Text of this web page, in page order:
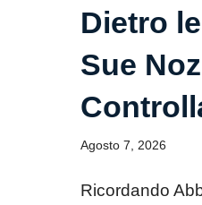
Dietro
Sue
Agosto 7, 2026
Ricordando